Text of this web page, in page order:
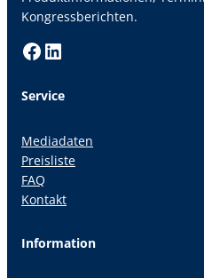
Kongressberichten.
Facebook LinkedIn
Service
Mediadaten
Preisliste
FAQ
Kontakt
Information